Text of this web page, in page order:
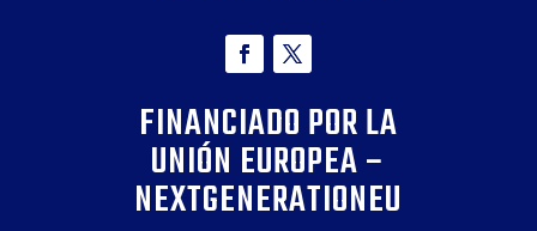
FINANCIADO POR LA
UNIÓN EUROPEA –
NEXTGENERATIONEU